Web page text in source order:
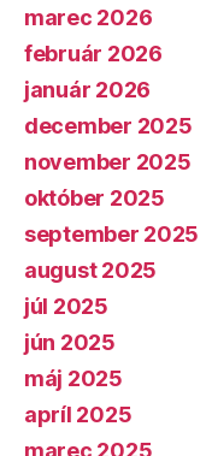
marec 2026
február 2026
január 2026
december 2025
november 2025
október 2025
september 2025
august 2025
júl 2025
jún 2025
máj 2025
apríl 2025
marec 2025